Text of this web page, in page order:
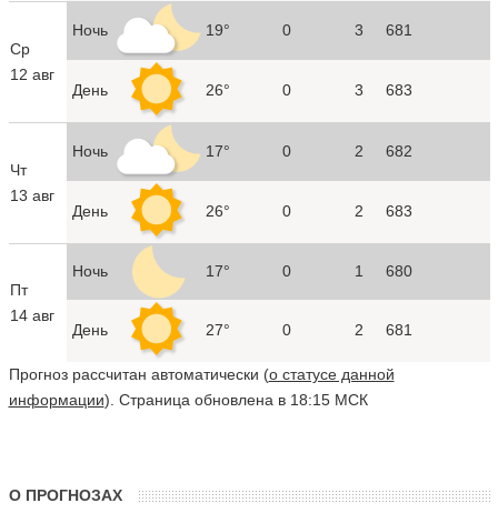
Ср
12 авг
Ночь 19° 0 3 681
День 26° 0 3 683
Чт
13 авг
Ночь 17° 0 2 682
День 26° 0 2 683
Пт
14 авг
Ночь 17° 0 1 680
День 27° 0 2 681
Прогноз рассчитан автоматически (о статусе данной
информации). Страница обновлена в 18:15 МСК
О ПРОГНОЗАХ